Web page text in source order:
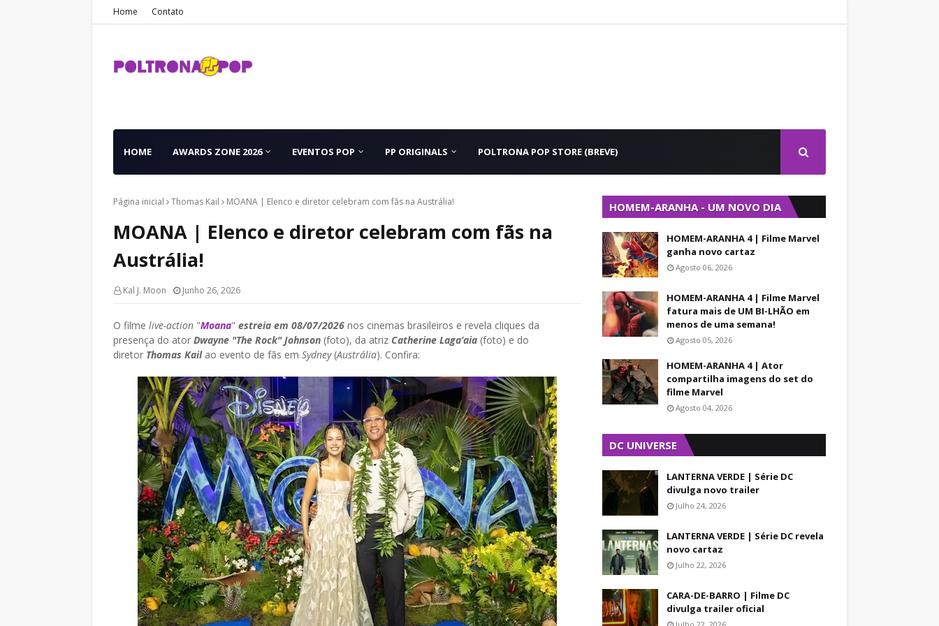
Home Contato
HOME AWARDS ZONE 2026 EVENTOS POP PP ORIGINALS POLTRONA POP STORE (BREVE)
Página inicial Thomas Kail MOANA | Elenco e diretor celebram com fãs na Austrália!
MOANA | Elenco e diretor celebram com fãs na
Austrália!
Kal J. Moon Junho 26, 2026
O filme live-action "Moana" estreia em 08/07/2026 nos cinemas brasileiros e revela cliques da
presença do ator Dwayne "The Rock" Johnson (foto), da atriz Catherine Laga’aia (foto) e do
diretor Thomas Kailao evento de fãs em Sydney(Austrália). Confira:
HOMEM-ARANHA - UM NOVO DIA
HOMEM-ARANHA 4 | Filme Marvel
ganha novo cartaz
Agosto 06, 2026
HOMEM-ARANHA 4 | Filme Marvel
fatura mais de UM BI-LHÃO em
menos de uma semana!
Agosto 05, 2026
HOMEM-ARANHA 4 | Ator
compartilha imagens do set do
filme Marvel
Agosto 04, 2026
DC UNIVERSE
LANTERNA VERDE | Série DC
divulga novo trailer
Julho 24, 2026
LANTERNA VERDE | Série DC revela
novo cartaz
Julho 22, 2026
CARA-DE-BARRO | Filme DC
divulga trailer oficial